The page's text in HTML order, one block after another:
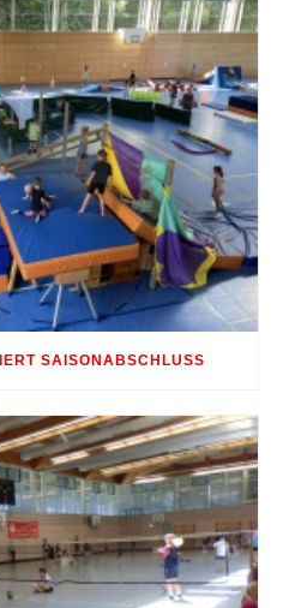
SAISONABSCHLUSS